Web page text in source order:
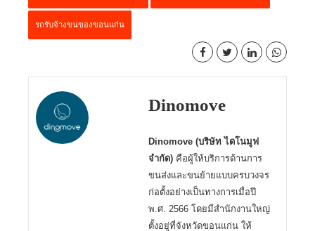
รถรับจ้างขนของขอนแก่น
Dinomove
Dinomove (บริษัท ไดโนมูฟ
จำกัด) คือผู้ให้บริการด้านการ
ขนส่งและขนย้ายแบบครบวงจร
ก่อตั้งอย่างเป็นทางการเมื่อปี
พ.ศ. 2566 โดยมีสำนักงานใหญ่
ตั้งอยู่ที่จังหวัดขอนแก่น ให้